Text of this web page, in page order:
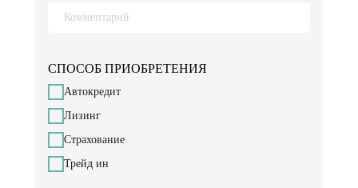
СПОСОБ ПРИОБРЕТЕНИЯ
Автокредит
Лизинг
Страхование
Трейд ин